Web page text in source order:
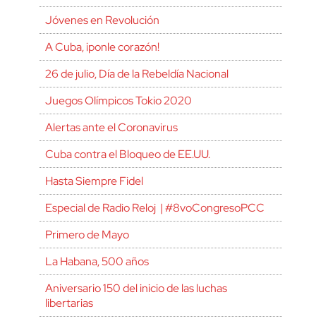
Jóvenes en Revolución
A Cuba, ¡ponle corazón!
26 de julio, Día de la Rebeldía Nacional
Juegos Olímpicos Tokio 2020
Alertas ante el Coronavirus
Cuba contra el Bloqueo de EE.UU.
Hasta Siempre Fidel
Especial de Radio Reloj | #8voCongresoPCC
Primero de Mayo
La Habana, 500 años
Aniversario 150 del inicio de las luchas
libertarias